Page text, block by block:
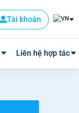
Tài khoản
Liên hệ hợp tác